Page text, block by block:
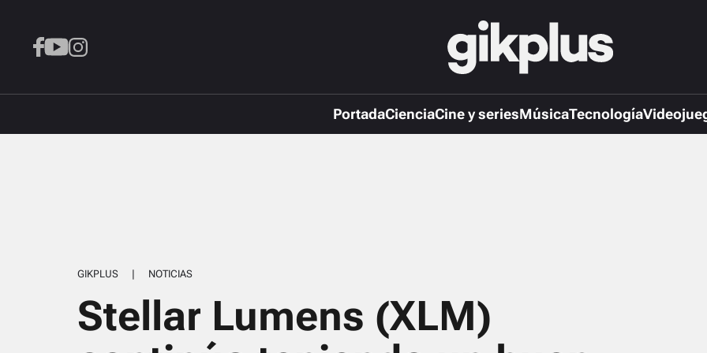
PortadaCienciaCine y seriesMúsicaTecnología
GIKPLUS | NOTICIAS
Stellar Lumens (XLM)